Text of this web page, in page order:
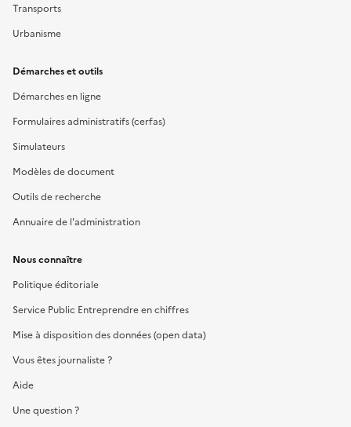
Transports
Urbanisme
Démarches et outils
Démarches en ligne
Formulaires administratifs (cerfas)
Simulateurs
Modèles de document
Outils de recherche
Annuaire de l'administration
Nous connaître
Politique éditoriale
Service Public Entreprendre en chiffres
Mise à disposition des données (open data)
Vous êtes journaliste ?
Aide
Une question ?